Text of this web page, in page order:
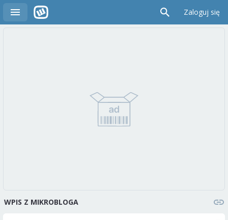
Zaloguj się
WPIS Z MIKROBLOGA